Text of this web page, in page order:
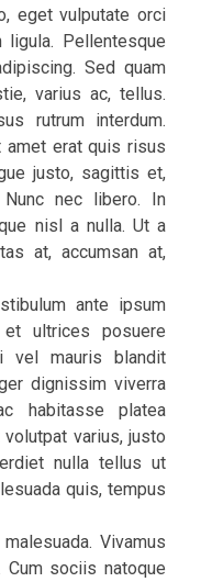
eget vulputate orci
Pellentesque
Sed quam
varius ac, tellus.
rutrum interdum.
amet erat quis risus
justo, sagittis et,
Nunc nec libero. In
nisl a nulla. Ut a
at, accumsan at,
ante ipsum
ultrices posuere
vel mauris blandit
dignissim viverra
habitasse platea
varius, justo
nulla tellus ut
quis, tempus
Vivamus
sociis natoque